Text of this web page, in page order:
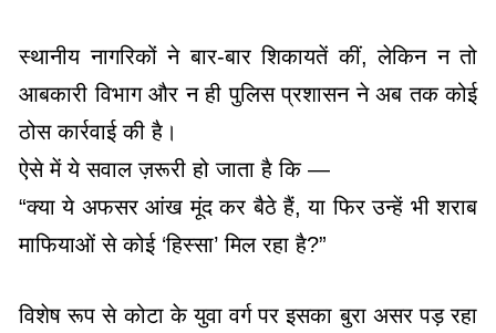
स्थानीय नागरिकों ने बार-बार शिकायतें कीं, लेकिन न तो
आबकारी विभाग और न ही पुलिस प्रशासन ने अब तक कोई
ठोस कार्रवाई की है।
ऐसे में ये सवाल ज़रूरी हो जाता है कि —
“क्या ये अफसर आंख मूंद कर बैठे हैं, या फिर उन्हें भी शराब
माफियाओं से कोई ‘हिस्सा’ मिल रहा है?”
विशेष रूप से कोटा के युवा वर्ग पर इसका बुरा असर पड़ रहा